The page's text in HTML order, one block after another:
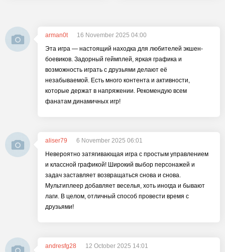
arman0t
16 November 2025 04:00
Эта игра — настоящий находка для любителей экшен-
боевиков. Задорный геймплей, яркая графика и
возможность играть с друзьями делают её
незабываемой. Есть много контента и активности,
которые держат в напряжении. Рекомендую всем
фанатам динамичных игр!
aliser79
6 November 2025 06:01
Невероятно затягивающая игра с простым управлением
и классной графикой! Широкий выбор персонажей и
задач заставляет возвращаться снова и снова.
Мультиплеер добавляет веселья, хоть иногда и бывают
лаги. В целом, отличный способ провести время с
друзьями!
andresfg28
12 October 2025 14:01